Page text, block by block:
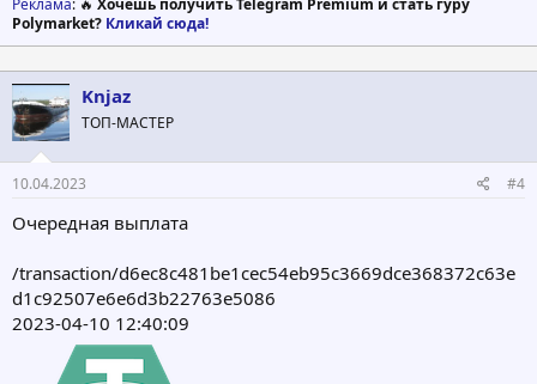
Реклама: 🔥 Хочешь получить Telegram Premium и стать гуру
Polymarket? Кликай сюда!
Knjaz
ТОП-МАСТЕР
10.04.2023 #4
Очередная выплата
/transaction/d6ec8c481be1cec54eb95c3669dce368372c63e
d1c92507e6e6d3b22763e5086
2023-04-10 12:40:09